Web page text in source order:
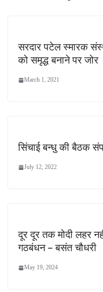
सरदार पटेल स्मारक
को समृद्ध बनाने पर जोर
March 1, 2021
सिंचाई बन्धु की बैठक
July 12, 2022
दूर दूर तक मोदी लहर
गठबंधन – बसंत चौधरी
May 19, 2024